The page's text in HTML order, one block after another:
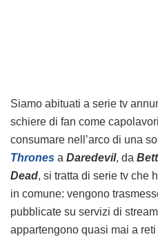
Siamo abituati a serie tv
schiere di fan come
consumare nell’arco di una
Thrones a Daredevil, da
Dead, si tratta di serie tv che
in comune: vengono
pubblicate su servizi di
appartengono quasi mai a